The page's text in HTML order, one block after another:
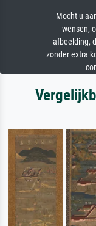
Mocht u
wensen,
afbeelding,
zonder extra